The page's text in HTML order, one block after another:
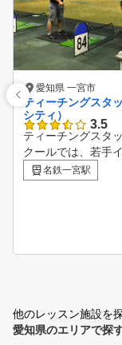
愛知県 一宮市
ティーチングスタ
シティ）
3.5
ティーチングスタ
クールでは、若手
ーチングプロから
0年以上のベテラン
、わかりやすくた
・ゆとりの90分授
やかな指導 曜日、
名鉄一宮駅
他のレッスン施設を
愛知県のエリアで探